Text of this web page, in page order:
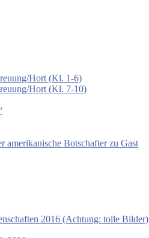
Hort (Kl. 1-6)
Hort (Kl. 7-10)
amerikanische Botschafter zu Gast
2016 (Achtung: tolle Bilder)